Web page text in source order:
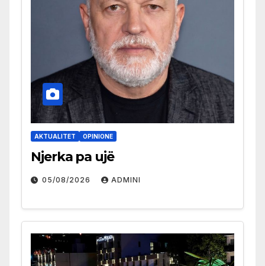
AKTUALITET OPINIONE
Njerka pa ujë
05/08/2026 ADMINI